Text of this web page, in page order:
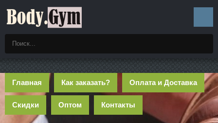
Главная Как заказать? Оплата и Доставка
Скидки Оптом Контакты